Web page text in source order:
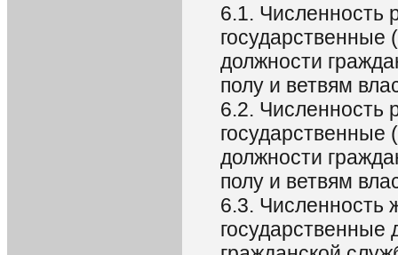
6.1. Численность
должности
полу и ветвям
6.2. Численность
должности
полу и ветвям
6.3.
государственные